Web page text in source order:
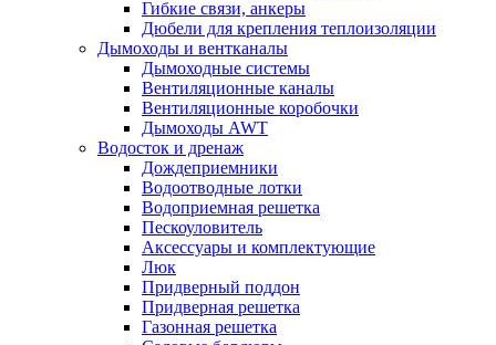
Гибкие связи, анкеры
Дюбели для крепления теплоизоляции
Дымоходы и вентканалы
Дымоходные системы
Вентиляционные каналы
Вентиляционные коробочки
Дымоходы AWT
Водосток и дренаж
Дождеприемники
Водоотводные лотки
Водоприемная решетка
Пескоуловитель
Аксессуары и комплектующие
Люк
Придверный поддон
Придверная решетка
Газонная решетка